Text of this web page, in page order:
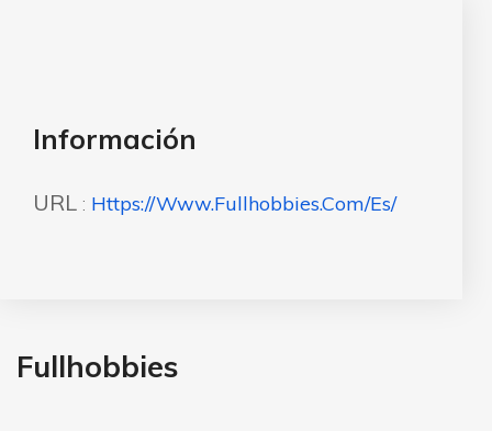
Información
URL : Https://www.fullhobbies.com/es/
Fullhobbies